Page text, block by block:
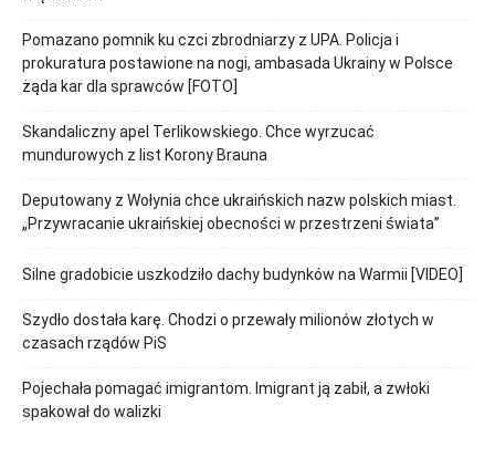
Pomazano pomnik ku czci zbrodniarzy z UPA. Policja i
prokuratura postawione na nogi, ambasada Ukrainy w Polsce
żąda kar dla sprawców [FOTO]
Skandaliczny apel Terlikowskiego. Chce wyrzucać
mundurowych z list Korony Brauna
Deputowany z Wołynia chce ukraińskich nazw polskich miast.
„Przywracanie ukraińskiej obecności w przestrzeni świata”
Silne gradobicie uszkodziło dachy budynków na Warmii [VIDEO]
Szydło dostała karę. Chodzi o przewały milionów złotych w
czasach rządów PiS
Pojechała pomagać imigrantom. Imigrant ją zabił, a zwłoki
spakował do walizki